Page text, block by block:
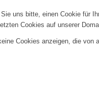
uns bitte, einen Cookie für
Cookies auf unserer
Cookies anzeigen, die von